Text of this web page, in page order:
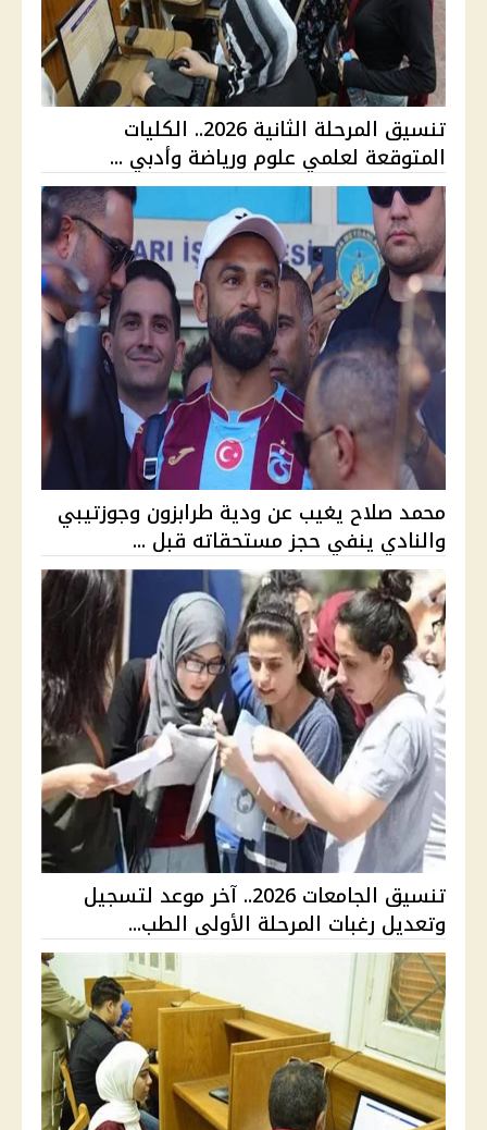
تنسيق المرحلة الثانية 2026.. الكليات
المتوقعة لعلمي علوم ورياضة وأدبي ...
محمد صلاح يغيب عن ودية طرابزون وجوزتيبي
والنادي ينفي حجز مستحقاته قبل ...
تنسيق الجامعات 2026.. آخر موعد لتسجيل
وتعديل رغبات المرحلة الأولى الطب...